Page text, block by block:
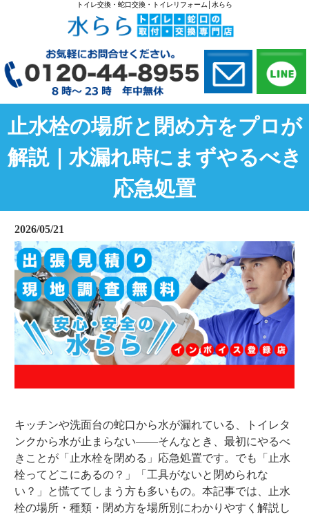
トイレ交換・蛇口交換・トイレリフォーム│水らら
止水栓の場所と閉め方をプロが
解説｜水漏れ時にまずやるべき
応急処置
2026/05/21
キッチンや洗面台の蛇口から水が漏れている、トイレタ
ンクから水が止まらない——そんなとき、最初にやるべ
きことが「止水栓を閉める」応急処置です。でも「止水
栓ってどこにあるの？」「工具がないと閉められな
い？」と慌ててしまう方も多いもの。本記事では、止水
栓の場所・種類・閉め方を場所別にわかりやすく解説し